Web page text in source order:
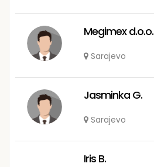
Megimex d.o.o.
Sarajevo
Jasminka G.
Sarajevo
Iris B.